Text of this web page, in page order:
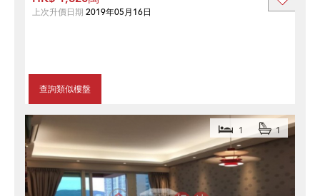
查詢類似樓盤
上次升價日期 2019年05月16日
1 1